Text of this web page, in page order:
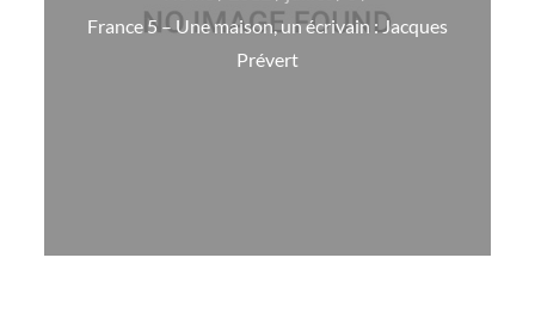
France 5 – Une maison, un écrivain : Jacques
Prévert